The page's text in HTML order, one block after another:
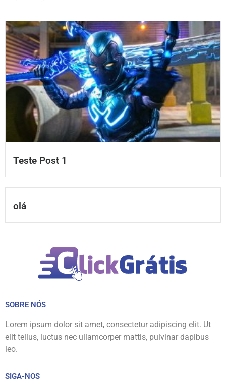
Teste Post 1
olá
SOBRE NÓS
Lorem ipsum dolor sit amet, consectetur adipiscing elit. Ut
elit tellus, luctus nec ullamcorper mattis, pulvinar dapibus
leo.
SIGA-NOS